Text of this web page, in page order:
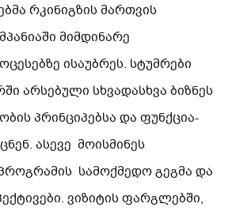
რკინიგზის მართვის
მიმდინარე
ისაუბრეს. სტუმრები
არსებული სხვადასხვა ბიზნეს
პრინციპებსა და ფუნქცია-
ასევე მოისმინეს
სამოქმედო გეგმა და
ვიზიტის ფარგლებში,